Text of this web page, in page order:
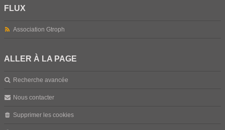
FLUX
Association Gtroph
ALLER À LA PAGE
Recherche avancée
Nous contacter
Supprimer les cookies